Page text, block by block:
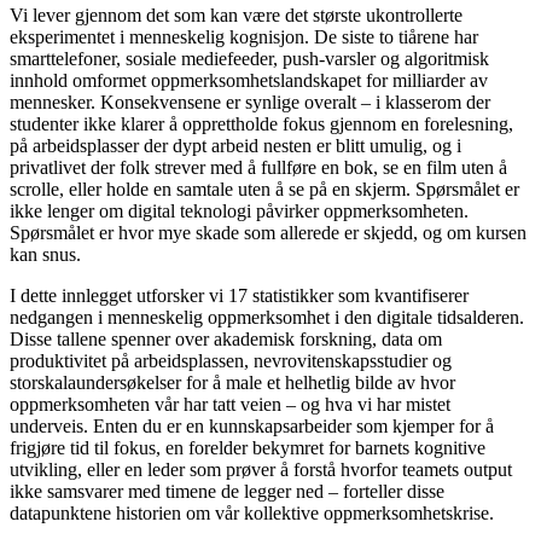
Vi lever gjennom det som kan være det største ukontrollerte
eksperimentet i menneskelig kognisjon. De siste to tiårene har
smarttelefoner, sosiale mediefeeder, push-varsler og algoritmisk
innhold omformet oppmerksomhetslandskapet for milliarder av
mennesker. Konsekvensene er synlige overalt – i klasserom der
studenter ikke klarer å opprettholde fokus gjennom en forelesning,
på arbeidsplasser der dypt arbeid nesten er blitt umulig, og i
privatlivet der folk strever med å fullføre en bok, se en film uten å
scrolle, eller holde en samtale uten å se på en skjerm. Spørsmålet er
ikke lenger om digital teknologi påvirker oppmerksomheten.
Spørsmålet er hvor mye skade som allerede er skjedd, og om kursen
kan snus.
I dette innlegget utforsker vi 17 statistikker som kvantifiserer
nedgangen i menneskelig oppmerksomhet i den digitale tidsalderen.
Disse tallene spenner over akademisk forskning, data om
produktivitet på arbeidsplassen, nevrovitenskapsstudier og
storskalaundersøkelser for å male et helhetlig bilde av hvor
oppmerksomheten vår har tatt veien – og hva vi har mistet
underveis. Enten du er en kunnskapsarbeider som kjemper for å
frigjøre tid til fokus, en forelder bekymret for barnets kognitive
utvikling, eller en leder som prøver å forstå hvorfor teamets output
ikke samsvarer med timene de legger ned – forteller disse
datapunktene historien om vår kollektive oppmerksomhetskrise.